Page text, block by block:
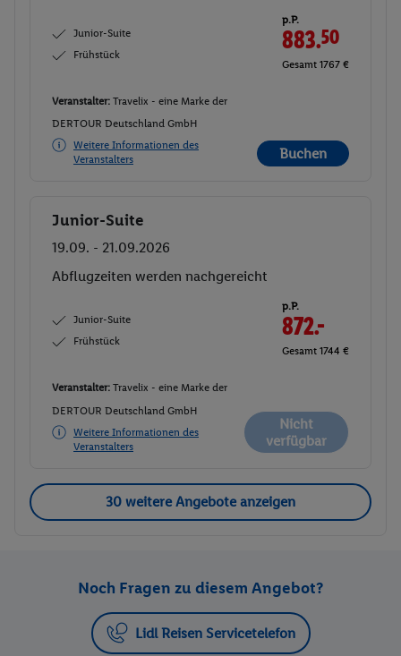
Junior-Suite
Frühstück
p.P.
883.50
Gesamt 1767 €
Veranstalter: Travelix - eine Marke der
DERTOUR Deutschland GmbH
Weitere Informationen des
Veranstalters
Buchen
Buchen
Junior-Suite
19.09. - 21.09.2026
Abflugzeiten werden nachgereicht
Junior-Suite
Frühstück
p.P.
872.-
Gesamt 1744 €
Veranstalter: Travelix - eine Marke der
DERTOUR Deutschland GmbH
Weitere Informationen des
Veranstalters
Nicht
verfügbar
30 weitere Angebote anzeigen
Noch Fragen zu diesem Angebot?
Lidl Reisen Servicetelefon